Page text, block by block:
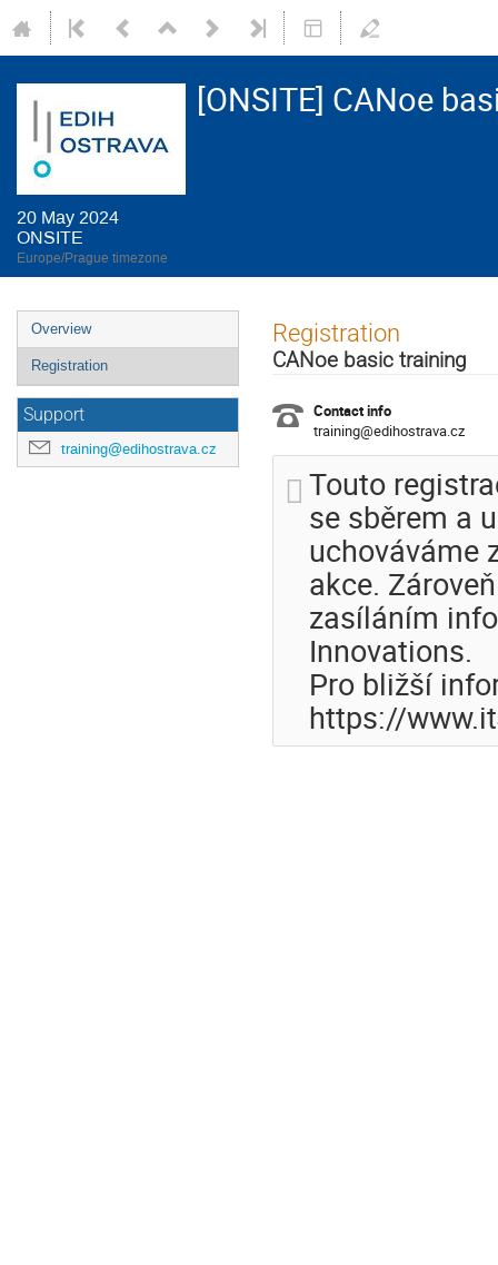
[ONSITE] CANoe
20 May 2024
ONSITE
Europe/Prague timezone
Event
menu
Overview
Registration
Support
training@edihostrava.cz
Registration
CANoe basic training
Contact info
training@edihostrava.cz
Touto
se sběrem a
uchováváme
akce.
zasíláním
Innovations.
Pro bližší
https://